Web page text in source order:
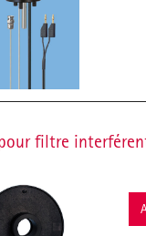
filtre